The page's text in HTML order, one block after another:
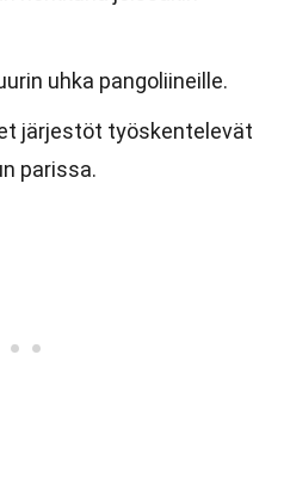
uhka pangoliineille.
järjestöt työskentelevät
parissa.